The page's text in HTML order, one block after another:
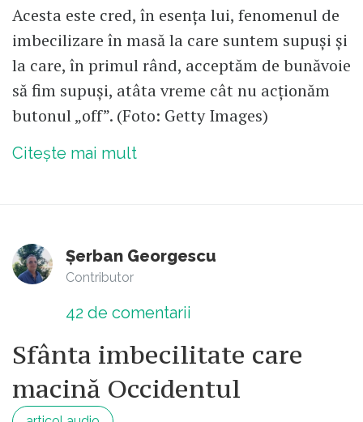
Acesta este cred, în esența lui, fenomenul de
imbecilizare în masă la care suntem supuși și
la care, în primul rând, acceptăm de bunăvoie
să fim supuși, atâta vreme cât nu acționăm
butonul „off”. (Foto: Getty Images)
Citește mai mult
Șerban Georgescu
Contributor
42 de comentarii
Sfânta imbecilitate care
macină Occidentul